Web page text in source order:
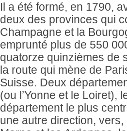
Il a été formé, en 1790,
deux des provinces qui
Champagne et la
emprunté plus de 550
quatorze quinzièmes de
la route qui mène de
Suisse. Deux
(ou l’Yonne et le Loiret),
département le plus
une autre direction,